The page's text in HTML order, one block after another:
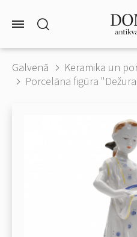
Galvenā
Keramika un
Porcelāna figūra